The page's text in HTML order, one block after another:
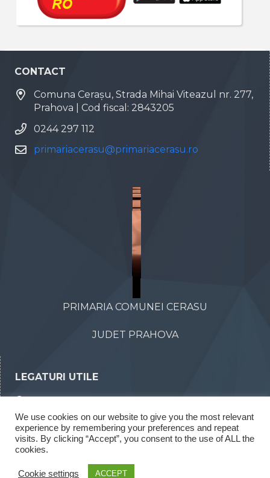
CONTACT
Comuna Cerașu, Strada Mihai Viteazul nr. 277,
Prahova | Cod fiscal: 2843205
0244 297 112
primariacerasu@primariacerasu.ro
PRIMARIA COMUNEI CERASU
JUDET PRAHOVA
LEGATURI UTILE
Declaratii de interese
Rapoarte legea 52/2003
We use cookies on our website to give you the most relevant
experience by remembering your preferences and repeat
visits. By clicking “Accept”, you consent to the use of ALL the
cookies.
Cookie settings ACCEPT